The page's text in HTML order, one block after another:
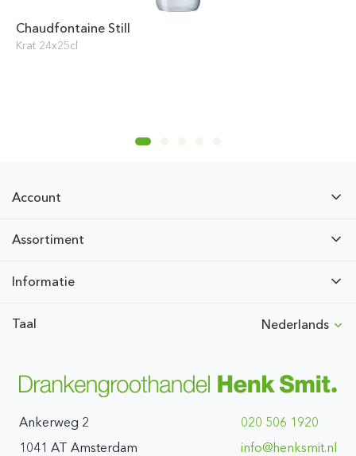
Chaudfontaine Still
Krat 24x25cl
Account
Assortiment
Informatie
Taal Nederlands
Ankerweg 2
1041 AT Amsterdam
020 506 1920
ln.timskneh@ofni